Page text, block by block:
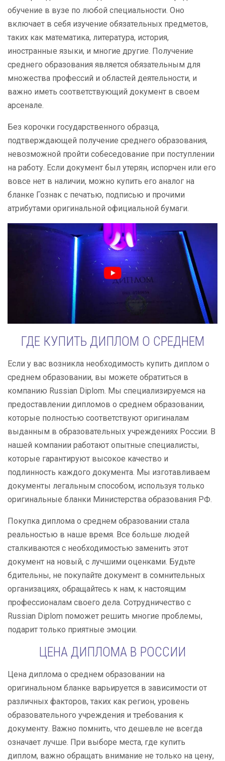
обучение в вузе по любой специальности. Оно
включает в себя изучение обязательных предметов,
таких как математика, литература, история,
иностранные языки, и многие другие. Получение
среднего образования является обязательным для
множества профессий и областей деятельности, и
важно иметь соответствующий документ в своем
арсенале.
Без корочки государственного образца,
подтверждающей получение среднего образования,
невозможной пройти собеседование при поступлении
на работу. Если документ был утерян, испорчен или его
вовсе нет в наличии, можно купить его аналог на
бланке Гознак с печатью, подписью и прочими
атрибутами оригинальной официальной бумаги.
ГДЕ КУПИТЬ ДИПЛОМ О СРЕДНЕМ
Если у вас возникла необходимость купить диплом о
среднем образовании, вы можете обратиться в
компанию Russian Diplom. Мы специализируемся на
предоставлении дипломов о среднем образовании,
которые полностью соответствуют оригиналам
выданным в образовательных учреждениях России. В
нашей компании работают опытные специалисты,
которые гарантируют высокое качество и
подлинность каждого документа. Мы изготавливаем
документы легальным способом, используя только
оригинальные бланки Министерства образования РФ.
Покупка диплома о среднем образовании стала
реальностью в наше время. Все больше людей
сталкиваются с необходимостью заменить этот
документ на новый, с лучшими оценками. Будьте
бдительны, не покупайте документ в сомнительных
организациях, обращайтесь к нам, к настоящим
профессионалам своего дела. Сотрудничество с
Russian Diplom поможет решить многие проблемы,
подарит только приятные эмоции.
ЦЕНА ДИПЛОМА В РОССИИ
Цена диплома о среднем образовании на
оригинальном бланке варьируется в зависимости от
различных факторов, таких как регион, уровень
образовательного учреждения и требования к
документу. Важно помнить, что дешевле не всегда
означает лучше. При выборе места, где купить
диплом, важно обращать внимание не только на цену,